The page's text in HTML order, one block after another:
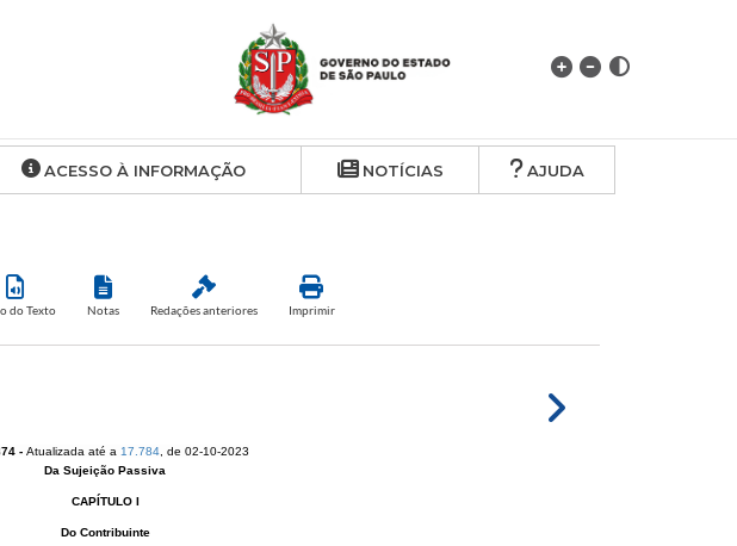
ACESSO À INFORMAÇÃO NOTÍCIAS AJUDA
do Texto Notas Redações anteriores Imprimir
- Atualizada até a 17.784 ​, de 02-10-2023
Da Sujeição Passiva
CAPÍTULO I
Do Contribuinte